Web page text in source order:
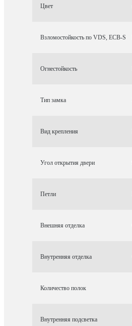
Цвет
Взломостойкость по VDS, ECB-S
Огнестойкость
Тип замка
Вид крепления
Угол открытия двери
Петли
Внешняя отделка
Внутренняя отделка
Количество полок
Внутренняя подсветка